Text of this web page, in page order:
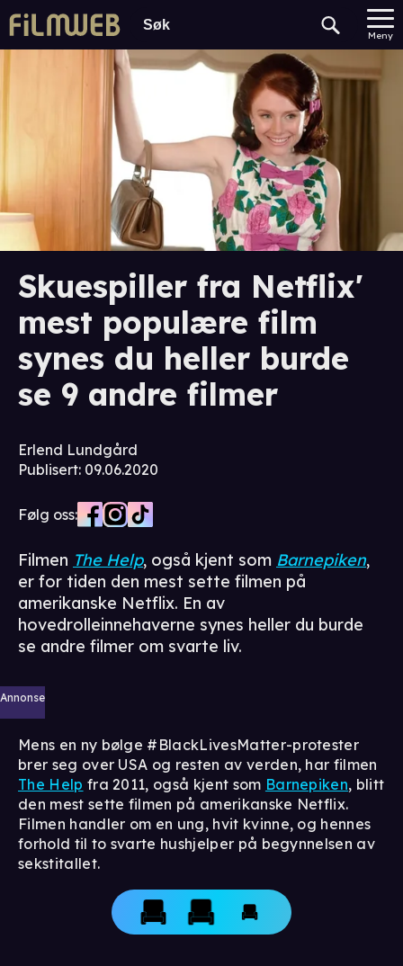
Meny
Skuespiller fra Netflix'
mest populære film
synes du heller burde
se 9 andre filmer
Erlend Lundgård
Publisert: 09.06.2020
Følg oss:
Filmen The Help, også kjent som Barnepiken,
er for tiden den mest sette filmen på
amerikanske Netflix. En av
hovedrolleinnehaverne synes heller du burde
se andre filmer om svarte liv.
Annonse
Mens en ny bølge #BlackLivesMatter-protester
brer seg over USA og resten av verden, har filmen
The Help fra 2011, også kjent som Barnepiken, blitt
den mest sette filmen på amerikanske Netflix.
Filmen handler om en ung, hvit kvinne, og hennes
forhold til to svarte hushjelper på begynnelsen av
sekstitallet.